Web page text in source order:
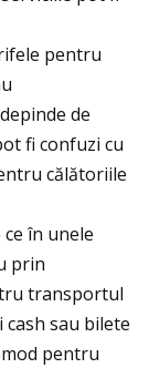
pentru
de
fi confuzi cu
călătoriile
în unele
prin
transportul
cash sau bilete
pentru